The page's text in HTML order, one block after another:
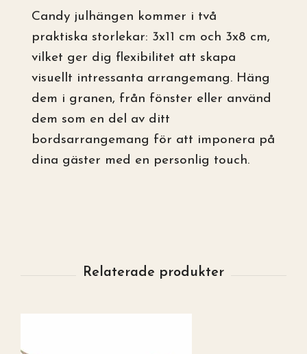
Candy julhängen kommer i två
praktiska storlekar: 3x11 cm och 3x8 cm,
vilket ger dig flexibilitet att skapa
visuellt intressanta arrangemang. Häng
dem i granen, från fönster eller använd
dem som en del av ditt
bordsarrangemang för att imponera på
dina gäster med en personlig touch.